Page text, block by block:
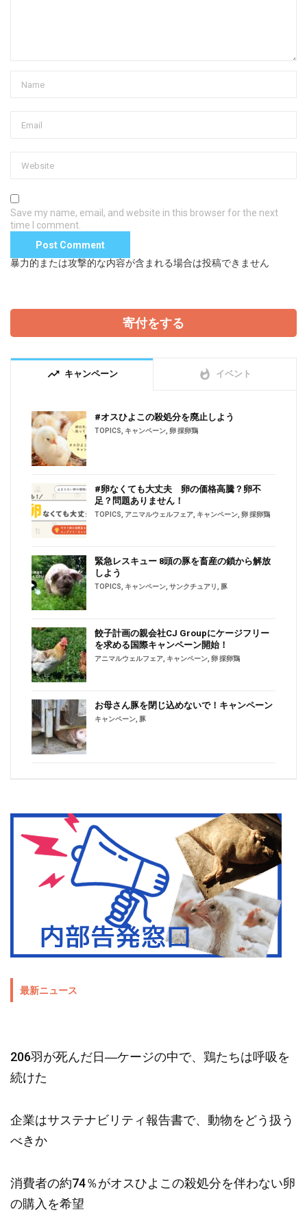
Save my name, email, and website in this browser for the next
time I comment.
暴力的または攻撃的な内容が含まれる場合は投稿できません
寄付をする
trending_up キャンペーン whatshot イベント
#オスひよこの殺処分を廃止しよう
TOPICS キャンペーン 卵 採卵鶏
#卵なくても大丈夫 卵の価格高騰？卵不
足？問題ありません！
TOPICS アニマルウェルフェア キャンペーン 卵 採卵鶏
緊急レスキュー 8頭の豚を畜産の鎖から解放
しよう
TOPICS キャンペーン サンクチュアリ 豚
餃子計画の親会社CJ Groupにケージフリー
を求める国際キャンペーン開始！
アニマルウェルフェア キャンペーン 卵 採卵鶏
お母さん豚を閉じ込めないで！キャンペーン
キャンペーン 豚
最新ニュース
206羽が死んだ日―ケージの中で、鶏たちは呼吸を
続けた
企業はサステナビリティ報告書で、動物をどう扱う
べきか
消費者の約74％がオスひよこの殺処分を伴わない卵
の購入を希望